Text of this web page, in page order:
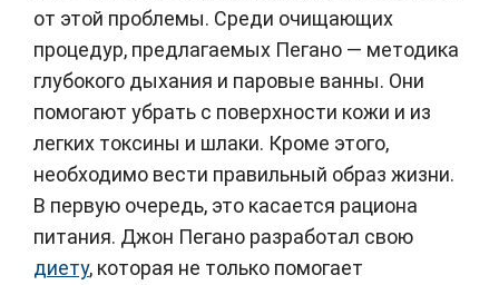
от этой проблемы. Среди очищающих
процедур, предлагаемых Пегано — методика
глубокого дыхания и паровые ванны. Они
помогают убрать с поверхности кожи и из
легких токсины и шлаки. Кроме этого,
необходимо вести правильный образ жизни.
В первую очередь, это касается рациона
питания. Джон Пегано разработал свою
диету, которая не только помогает